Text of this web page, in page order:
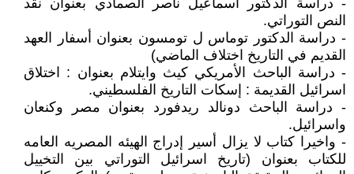
- دراسة الدكتور اسماعيل ناصر الصمادي بعنوان نقد
النص التوراتي.
- دراسة الدكتور توماس ل تومسون بعنوان أسفار العهد
القديم في التاريخ اختلاف الماضي)
- دراسة الباحث الأمريكي كيث وايتلام بعنوان : اختلاق
اسرائيل القديمة : إسكات التاريخ الفلسطيني.
- دراسة الباحث دونالد ريدفورد بعنوان مصر وكنعان
واسرائيل.
- واخيرا كتاب لا يزال أسير إدراج الهيئه المصريه العامه
للكتاب بعنوان (تاريخ اسرائيل التوراتي بين التخييل